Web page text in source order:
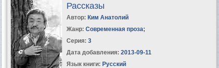
Рассказы
Автор: Ким Анатолий
Жанр: Современная проза;
Серия: 3
Дата добавления: 2013-09-11
Язык книги: Русский